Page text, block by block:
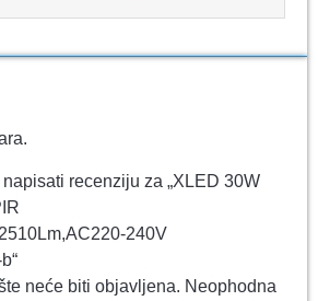
recenziju za „XLED 30W
240V
neće biti objavljena. Neophodna